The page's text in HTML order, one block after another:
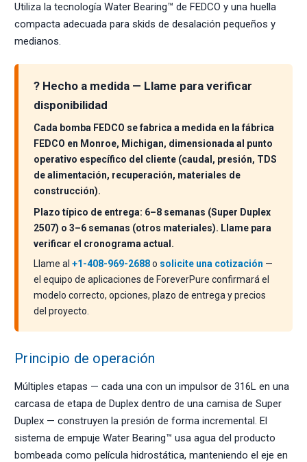
Utiliza la tecnología Water Bearing™ de FEDCO y una huella
compacta adecuada para skids de desalación pequeños y
medianos.
? Hecho a medida — Llame para verificar
disponibilidad
Cada bomba FEDCO se fabrica a medida en la fábrica
FEDCO en Monroe, Michigan, dimensionada al punto
operativo específico del cliente (caudal, presión, TDS
de alimentación, recuperación, materiales de
construcción).
Plazo típico de entrega: 6–8 semanas (Super Duplex
2507) o 3–6 semanas (otros materiales). Llame para
verificar el cronograma actual.
Llame al +1-408-969-2688o solicite una cotización —
el equipo de aplicaciones de ForeverPure confirmará el
modelo correcto, opciones, plazo de entrega y precios
del proyecto.
Principio de operación
Múltiples etapas — cada una con un impulsor de 316L en una
carcasa de etapa de Duplex dentro de una camisa de Super
Duplex — construyen la presión de forma incremental. El
sistema de empuje Water Bearing™ usa agua del producto
bombeada como película hidrostática, manteniendo el eje en